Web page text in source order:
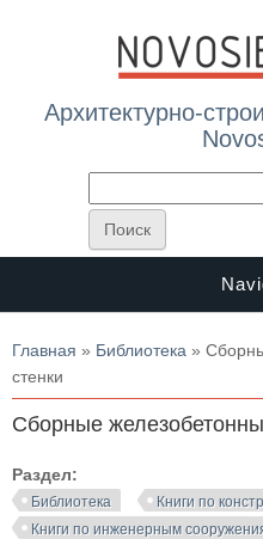
Архитектурно-
Вы здесь
Главная » Библиотека »
стенки
Сборные
Раздел:
Библиотека
Книги по
Книги по инженерным